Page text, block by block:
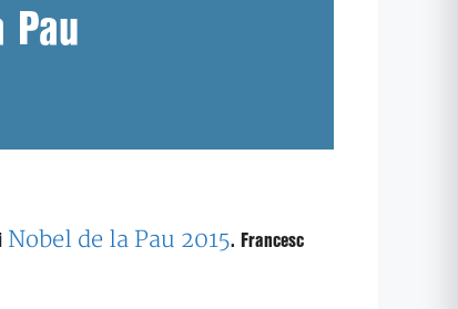
Pau
Nobel de la Pau 2015. Francesc